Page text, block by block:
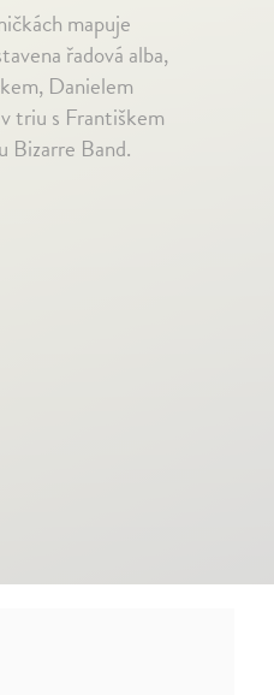
mapuje
řadová alba,
Danielem
triu s Františkem
Bizarre Band.